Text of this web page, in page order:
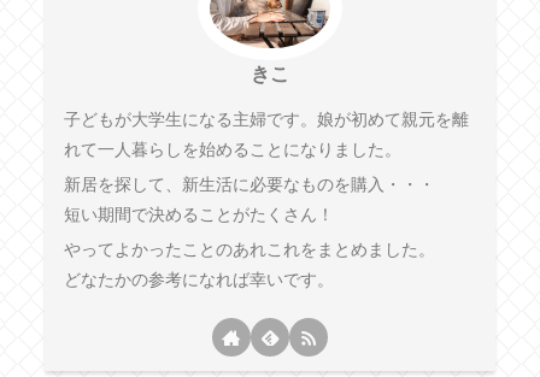
きこ
子どもが大学生になる主婦です。娘が初めて親元を離
れて一人暮らしを始めることになりました。
新居を探して、新生活に必要なものを購入・・・
短い期間で決めることがたくさん！
やってよかったことのあれこれをまとめました。
どなたかの参考になれば幸いです。